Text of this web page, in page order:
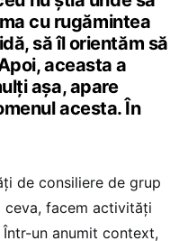
cu rugămintea
să îl orientăm să
aceasta a
așa, apare
acesta. În
de consiliere de grup
ceva, facem activități
un anumit context,